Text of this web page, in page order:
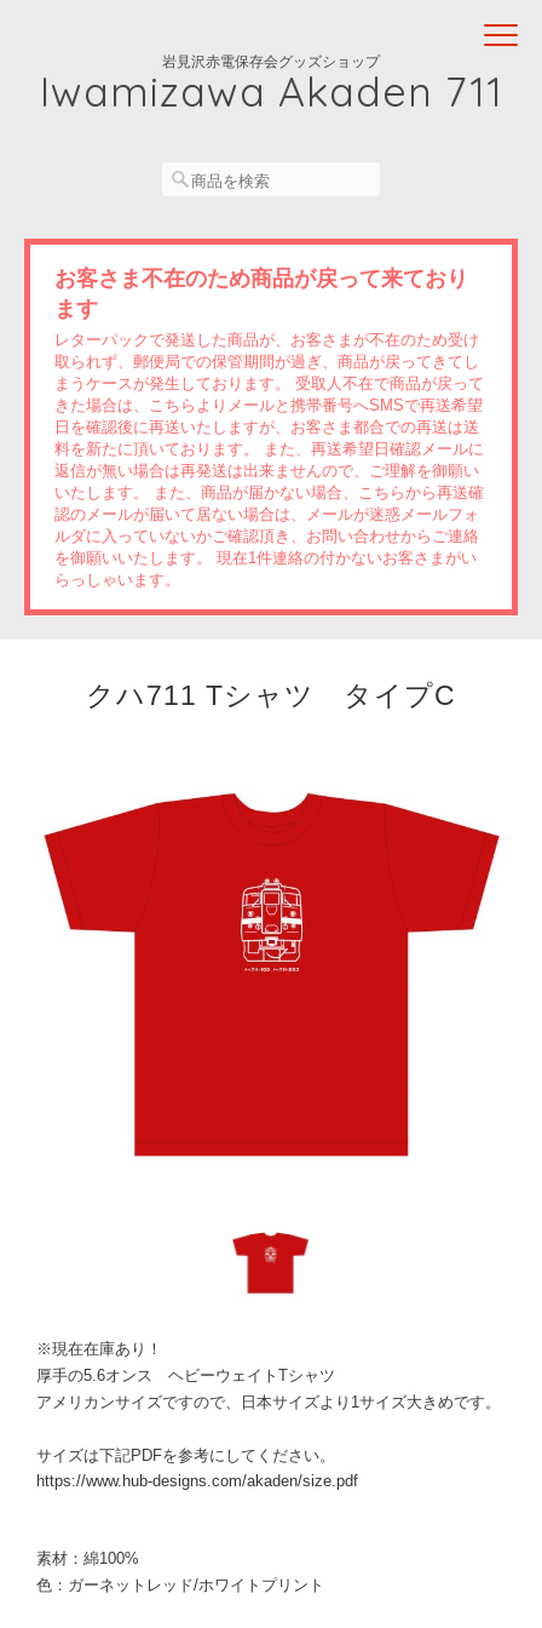
岩見沢赤電保存会グッズショップ
Iwamizawa Akaden 711
お客さま不在のため商品が戻って来ており
ます
レターパックで発送した商品が、お客さまが不在のため受け
取られず、郵便局での保管期間が過ぎ、商品が戻ってきてし
まうケースが発生しております。 受取人不在で商品が戻って
きた場合は、こちらよりメールと携帯番号へSMSで再送希望
日を確認後に再送いたしますが、お客さま都合での再送は送
料を新たに頂いております。 また、再送希望日確認メールに
返信が無い場合は再発送は出来ませんので、ご理解を御願い
いたします。 また、商品が届かない場合、こちらから再送確
認のメールが届いて居ない場合は、メールが迷惑メールフォ
ルダに入っていないかご確認頂き、お問い合わせからご連絡
を御願いいたします。 現在1件連絡の付かないお客さまがい
らっしゃいます。
クハ711 Tシャツ タイプC
※現在在庫あり！
厚手の5.6オンス ヘビーウェイトTシャツ
アメリカンサイズですので、日本サイズより1サイズ大きめです。
サイズは下記PDFを参考にしてください。
https://www.hub-designs.com/akaden/size.pdf
素材：綿100%
色：ガーネットレッド/ホワイトプリント